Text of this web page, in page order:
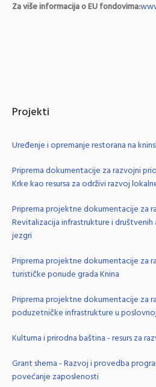
Za više informacija o EU fondovima:
Projekti
Uređenje i opremanje restorana na
Priprema dokumentacije za razvojni
Krke kao resursa za održivi razvoj
Priprema projektne dokumentacije za
Revitalizacija infrastrukture i
jezgri
Priprema projektne dokumentacije za
turističke ponude grada Knina
Priprema projektne dokumentacije za
poduzetničke infrastrukture u
Kulturna i prirodna baština - resurs za
Grant shema - Razvoj i provedba
povećanje zaposlenosti